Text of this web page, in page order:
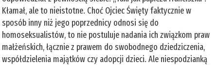
Kłamał, ale to nieistotne. Choć Ojciec Święty faktycznie w
sposób inny niż jego poprzednicy odnosi się do
homoseksualistów, to nie postuluje nadania ich związkom praw
małżeńskich, łącznie z prawem do swobodnego dziedziczenia,
współdzielenia majątków czy adopcji dzieci. Ale niespodzianką